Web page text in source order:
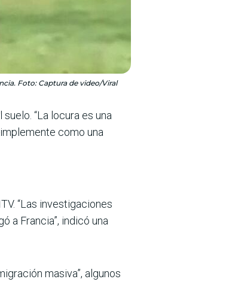
Foto: Captura de video/Viral
“La locura es una
como una
“Las investigaciones
a Francia”, indicó una
masiva”, algunos